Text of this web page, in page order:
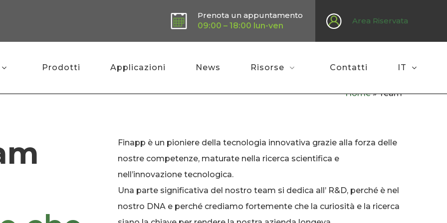
Prenota un appuntamento
09:00 – 18:00 lun-ven
Area Riservata
Prodotti Applicazioni News Risorse Contatti IT
Home»Team
Finapp è un pioniere della tecnologia innovativa grazie alla forza delle
nostre competenze, maturate nella ricerca scientifica e
nell’innovazione tecnologica.
Una parte significativa del nostro team si dedica all’ R&D, perché è nel
nostro DNA e perché crediamo fortemente che la curiosità e la ricerca